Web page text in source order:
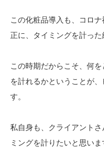
この化粧品導入も、コロ
正に、タイミングを計った
この時期だからこそ、何
を計れるかということが
す。
私自身も、クライアント
ミングを計りたいと思いま